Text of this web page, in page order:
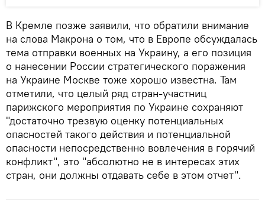
В Кремле позже заявили, что обратили внимание
на слова Макрона о том, что в Европе обсуждалась
тема отправки военных на Украину, а его позиция
о нанесении России стратегического поражения
на Украине Москве тоже хорошо известна. Там
отметили, что целый ряд стран-участниц
парижского мероприятия по Украине сохраняют
"достаточно трезвую оценку потенциальных
опасностей такого действия и потенциальной
опасности непосредственно вовлечения в горячий
конфликт", это "абсолютно не в интересах этих
стран, они должны отдавать себе в этом отчет".